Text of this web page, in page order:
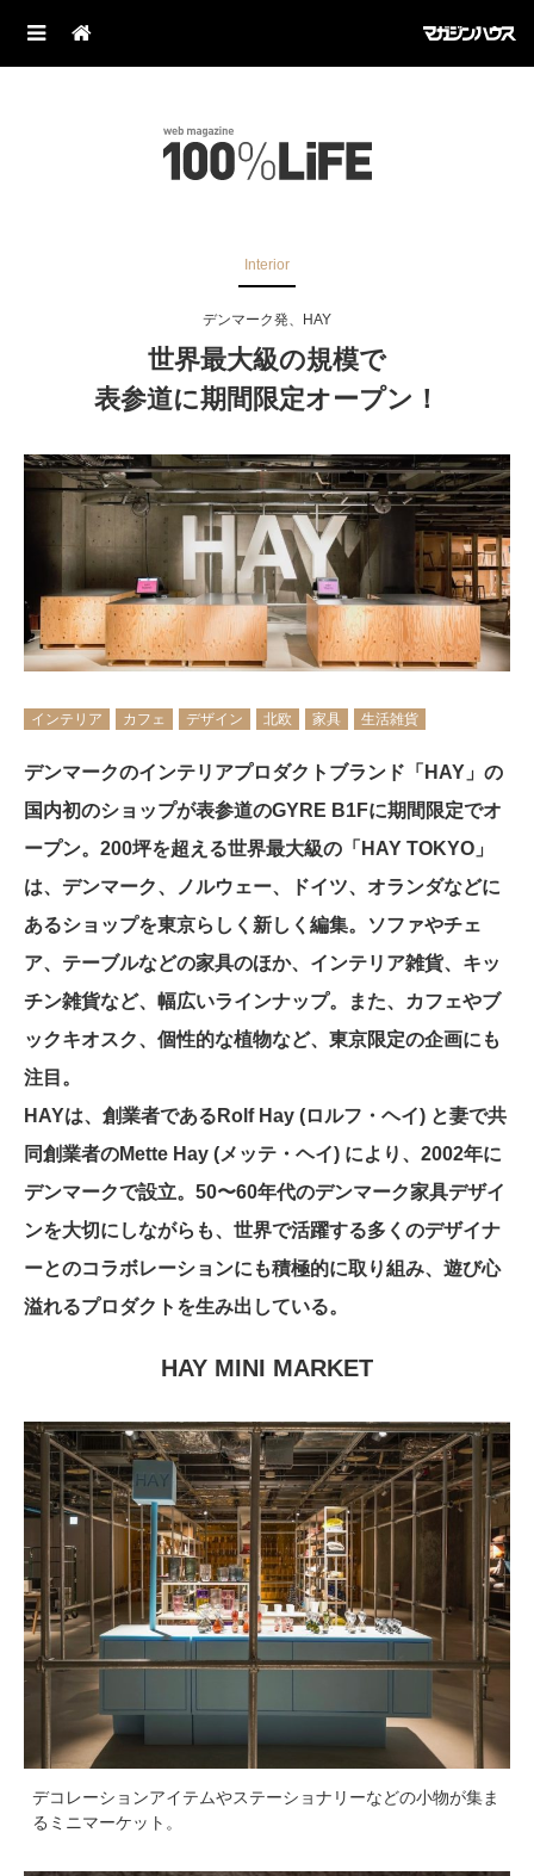
Interior
デンマーク発、HAY
世界最大級の規模で
表参道に期間限定オープン！
インテリア カフェ デザイン 北欧 家具 生活雑貨
デンマークのインテリアプロダクトブランド「HAY」の
国内初のショップが表参道のGYRE B1Fに期間限定でオ
ープン。200坪を超える世界最大級の「HAY TOKYO」
は、デンマーク、ノルウェー、ドイツ、オランダなどに
あるショップを東京らしく新しく編集。ソファやチェ
ア、テーブルなどの家具のほか、インテリア雑貨、キッ
チン雑貨など、幅広いラインナップ。また、カフェやブ
ックキオスク、個性的な植物など、東京限定の企画にも
注目。
HAYは、創業者であるRolf Hay (ロルフ・ヘイ) と妻で共
同創業者のMette Hay (メッテ・ヘイ) により、2002年に
デンマークで設立。50〜60年代のデンマーク家具デザイ
ンを大切にしながらも、世界で活躍する多くのデザイナ
ーとのコラボレーションにも積極的に取り組み、遊び心
溢れるプロダクトを生み出している。
HAY MINI MARKET
デコレーションアイテムやステーショナリーなどの小物が集ま
るミニマーケット。